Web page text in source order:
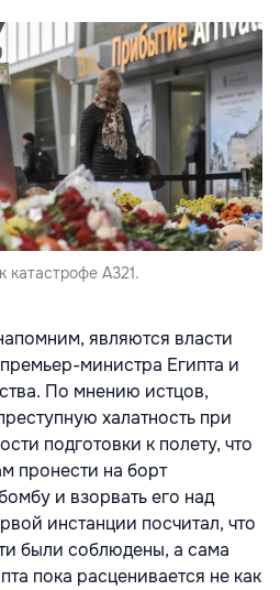
катастрофе А321.
являются власти
министра Египта и
По мнению истцов,
халатность при
подготовки к полету, что
пронести на борт
и взорвать его над
инстанции посчитал, что
были соблюдены, а сама
пока расценивается не как